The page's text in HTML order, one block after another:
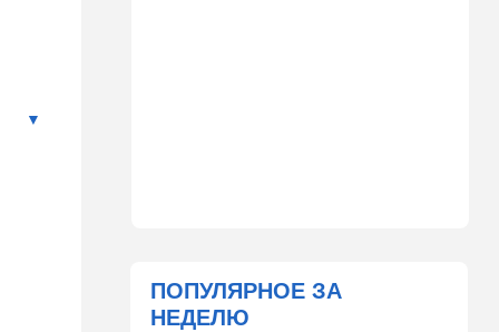
боевой беспилотник нового
поколения
ПОПУЛЯРНОЕ ЗА
НЕДЕЛЮ